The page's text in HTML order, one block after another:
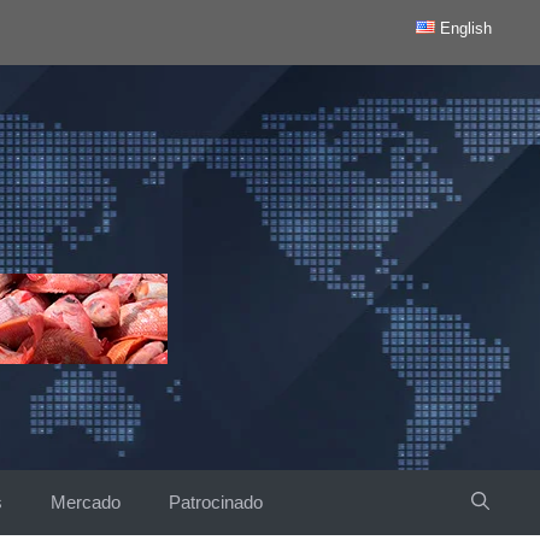
English
Mercado Patrocinado